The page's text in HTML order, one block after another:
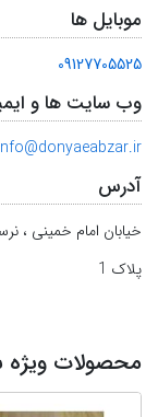
موبایل ها
09127705525
وب سایت ها و
آدرس
پلاک 1
محصولات